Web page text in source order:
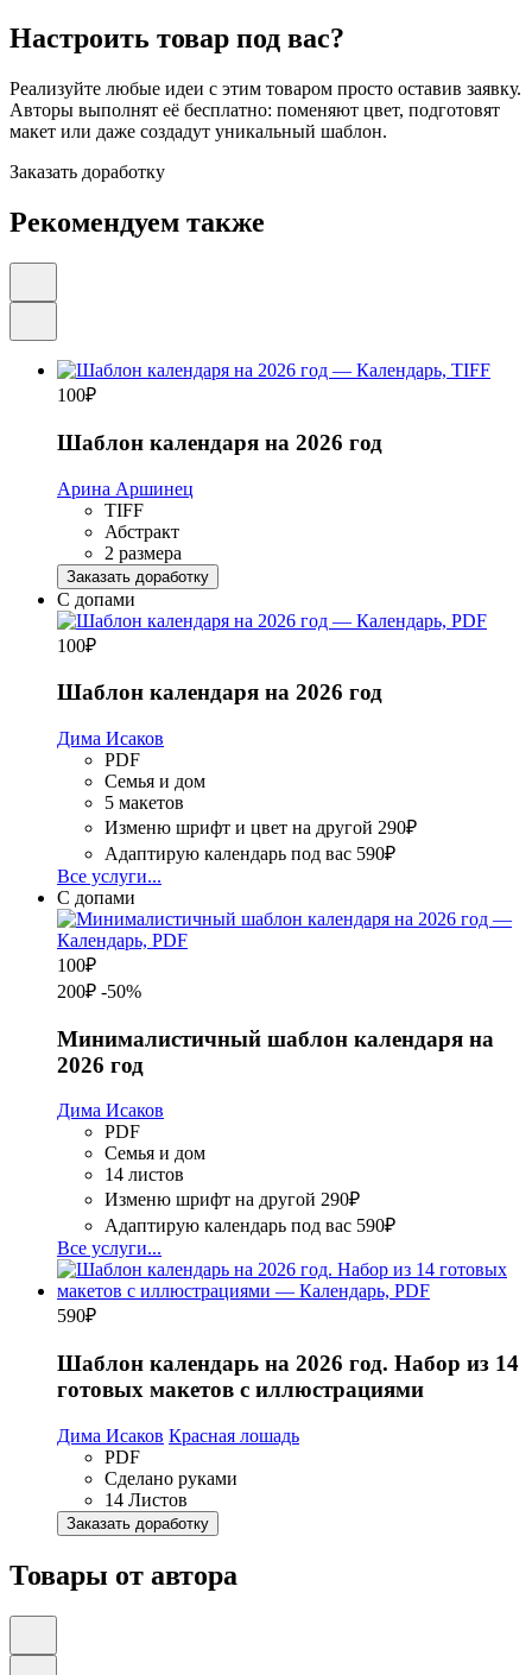
Настроить товар под вас?
Реализуйте любые идеи с этим товаром просто оставив заявку.
Авторы выполнят её бесплатно: поменяют цвет, подготовят
макет или даже создадут уникальный шаблон.
Заказать доработку
Рекомендуем также
100₽
Шаблон календаря на 2026 год
Арина Аршинец
TIFF
Абстракт
2 размера
Заказать доработку
С допами
100₽
Шаблон календаря на 2026 год
Дима Исаков
PDF
Семья и дом
5 макетов
Изменю шрифт и цвет на другой 290₽
Адаптирую календарь под вас 590₽
Все услуги...
С допами
100₽
200₽ -50%
Минималистичный шаблон календаря на
2026 год
Дима Исаков
PDF
Семья и дом
14 листов
Изменю шрифт на другой 290₽
Адаптирую календарь под вас 590₽
Все услуги...
590₽
Шаблон календарь на 2026 год. Набор из 14
готовых макетов с иллюстрациями
Дима Исаков Красная лошадь
PDF
Сделано руками
14 Листов
Заказать доработку
Товары от автора